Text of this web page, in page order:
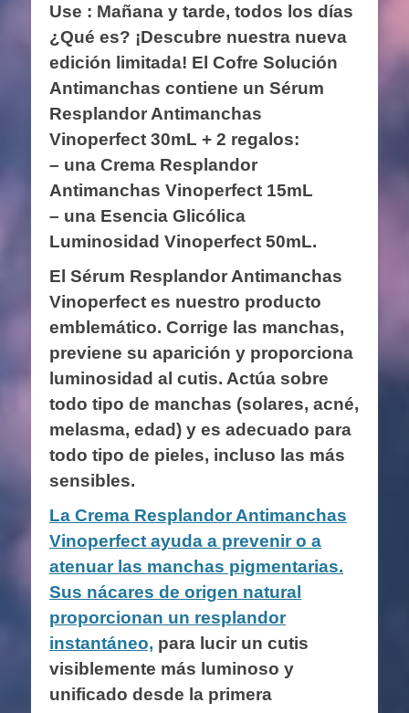
Use : Mañana y tarde, todos los días
¿Qué es? ¡Descubre nuestra nueva
edición limitada! El Cofre Solución
Antimanchas contiene un Sérum
Resplandor Antimanchas
Vinoperfect 30mL + 2 regalos:
– una Crema Resplandor
Antimanchas Vinoperfect 15mL
– una Esencia Glicólica
Luminosidad Vinoperfect 50mL.
El Sérum Resplandor Antimanchas
Vinoperfect es nuestro producto
emblemático. Corrige las manchas,
previene su aparición y proporciona
luminosidad al cutis. Actúa sobre
todo tipo de manchas (solares, acné,
melasma, edad) y es adecuado para
todo tipo de pieles, incluso las más
sensibles.
La Crema Resplandor Antimanchas
Vinoperfect ayuda a prevenir o a
atenuar las manchas pigmentarias.
Sus nácares de origen natural
proporcionan un resplandor
instantáneo, para lucir un cutis
visiblemente más luminoso y
unificado desde la primera